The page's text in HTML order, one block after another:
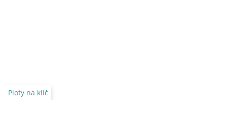
Ploty na klíč